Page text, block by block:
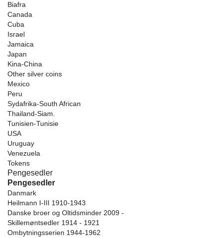
Biafra
Canada
Cuba
Israel
Jamaica
Japan
Kina-China
Other silver coins
Mexico
Peru
Sydafrika-South African
Thailand-Siam.
Tunisien-Tunisie
USA
Uruguay
Venezuela
Tokens
Pengesedler
Pengesedler
Danmark
Heilmann I-III 1910-1943
Danske broer og Oltidsminder 2009 -
Skillemøntsedler 1914 - 1921
Ombytningsserien 1944-1962